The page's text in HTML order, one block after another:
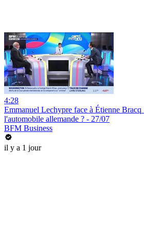
4:28
Emmanuel Lechypre face à Étienne Bracq
l'automobile allemande ? - 27/07
BFM Business
il y a 1 jour